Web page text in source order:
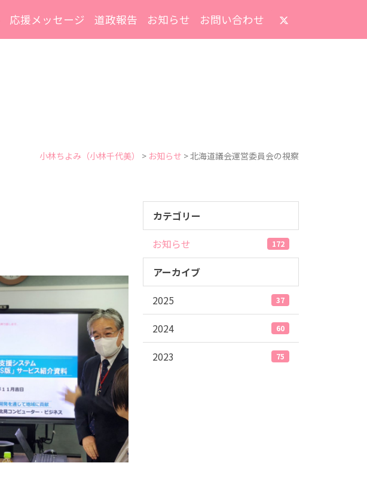
応援メッセージ 道政報告 お知らせ お問い合わせ
小林ちよみ（小林千代美） > お知らせ >北海道議会運営委員会の視察
カテゴリー
お知らせ
172
アーカイブ
2025
37
2024 60
2023 75